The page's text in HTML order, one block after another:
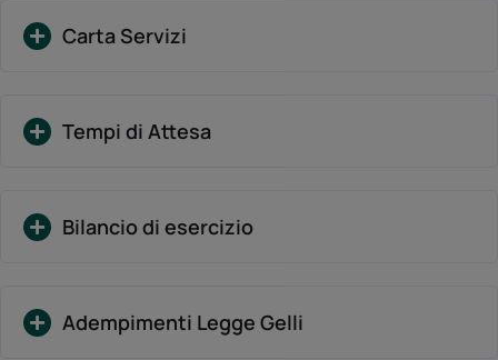
Carta Servizi
Tempi di Attesa
Bilancio di esercizio
Adempimenti Legge Gelli